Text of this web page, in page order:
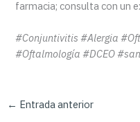
farmacia; consulta con un
#Conjuntivitis #Alergia
#Oftalmología #DCEO
← Entrada anterior